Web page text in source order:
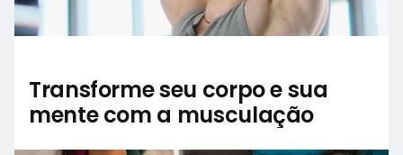
Transforme seu corpo e sua
mente com a musculação